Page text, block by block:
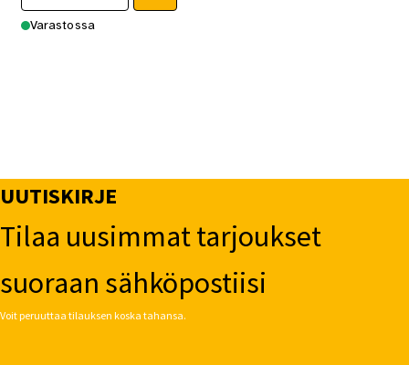
Varastossa
UUTISKIRJE
Tilaa uusimmat tarjoukset
suoraan sähköpostiisi
Voit peruuttaa tilauksen koska tahansa.